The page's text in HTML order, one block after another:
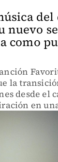
del
nuevo
como
la
desde el
en